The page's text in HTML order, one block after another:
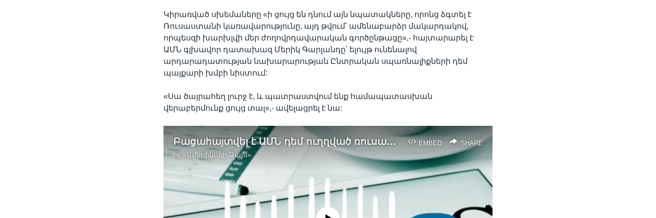
Կիրառված սխեմաները «ի ցույց են դնում այն նպատակները, որոնց ձգտել է
Ռուսաստանի կառավարությունը, այդ թվում՝ ամենաբարձր մակարդակով,
որպեսզի խարխլվի մեր ժողովրդավարական գործընթացը»,- հայտարարել է
ԱՄՆ գլխավոր դատախազ Մերիկ Գարլանդը՝ ելույթ ունենալով
արդարադատության նախարարության Ընտրական սպառնալիքների դեմ
պայքարի խմբի նիստում:
«Սա ծայրահեղ լուրջ է, և պատրաստվում ենք համապատասխան
վերաբերմունք ցույց տալ»,- ավելացրել է նա:
EMBED SHARE
Բացահայտվել է ԱՄՆ դեմ ուղղված ռուսական ապատեղեկատվական արշավը
by«Ամերիկայի Ձայն»
No media source currently available